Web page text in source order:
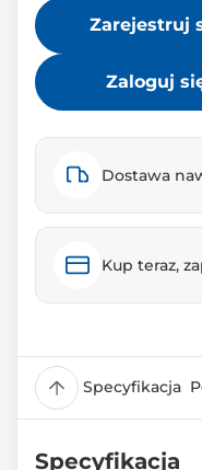
Zarejestruj
Zaloguj
Dostawa
Kup teraz,
Specyfikacja
Specyfikacja